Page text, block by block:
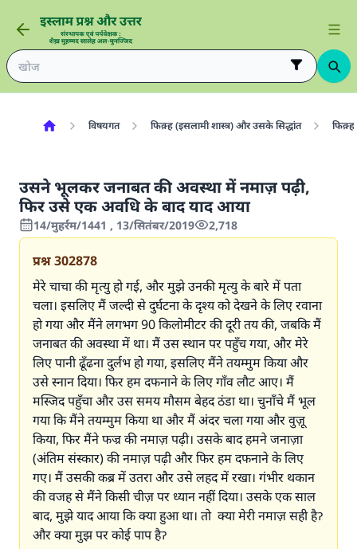
विषयगत फिक़्ह (इसलामी शास्त्र) और उसके सिद्धांत फिक़्ह
उसने भूलकर जनाबत की अवस्था में नमाज़ पढ़ी,
फिर उसे एक अवधि के बाद याद आया
14/मुहर्रम/1441 , 13/सितंबर/2019 2,718
प्रश्न302878
मेरे चाचा की मृत्यु हो गई, और मुझे उनकी मृत्यु के बारे में पता
चला। इसलिए मैं जल्दी से दुर्घटना के दृश्य को देखने के लिए रवाना
हो गया और मैंने लगभग 90 किलोमीटर की दूरी तय की, जबकि मैं
जनाबत की अवस्था में था। मैं उस स्थान पर पहुँच गया, और मेरे
लिए पानी ढूँढना दुर्लभ हो गया, इसलिए मैंने तयम्मुम किया और
उसे स्नान दिया। फिर हम दफनाने के लिए गाँव लौट आए। मैं
मस्जिद पहुँचा और उस समय मौसम बेहद ठंडा था। चुनाँचे मैं भूल
गया कि मैंने तयम्मुम किया था और मैं अंदर चला गया और वुज़ू
किया, फिर मैंने फज्र की नमाज़ पढ़ी। उसके बाद हमने जनाज़ा
(अंतिम संस्कार) की नमाज़ पढ़ी और फिर हम दफनाने के लिए
गए। मैं उसकी कब्र में उतरा और उसे लहद में रखा। गंभीर थकान
की वजह से मैंने किसी चीज़ पर ध्यान नहीं दिया। उसके एक साल
बाद, मुझे याद आया कि क्या हुआ था। तो क्या मेरी नमाज़ सही हैॽ
और क्या मुझ पर कोई पाप हैॽ